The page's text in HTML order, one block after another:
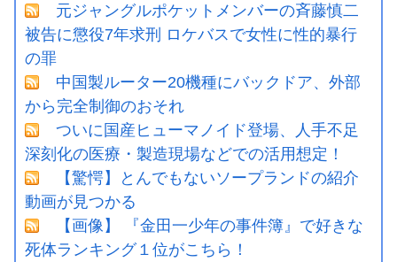
元ジャングルポケットメンバーの斉藤慎二
被告に懲役7年求刑 ロケバスで女性に性的暴行
の罪
中国製ルーター20機種にバックドア、外部
から完全制御のおそれ
ついに国産ヒューマノイド登場、人手不足
深刻化の医療・製造現場などでの活用想定！
【驚愕】とんでもないソープランドの紹介
動画が見つかる
【画像】 『金田一少年の事件簿』で好きな
死体ランキング１位がこちら！